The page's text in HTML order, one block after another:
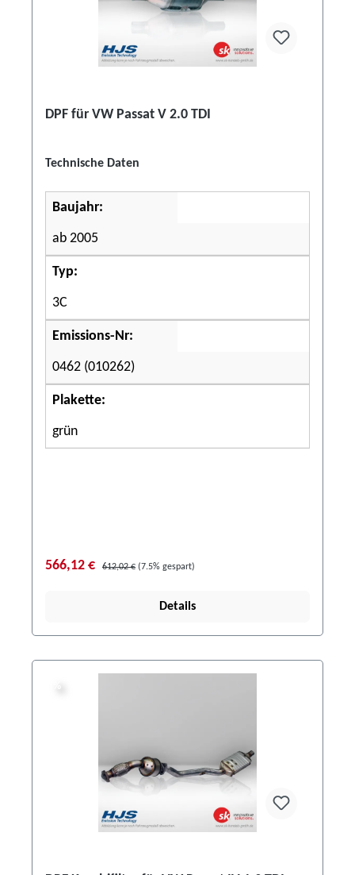
DPF für VW Passat V 2.0 TDI
Technische Daten
Baujahr:
ab 2005
Typ:
3C
Emissions-Nr:
0462 (010262)
Plakette:
grün
566,12 € 612,02 € (7.5% gespart)
Details